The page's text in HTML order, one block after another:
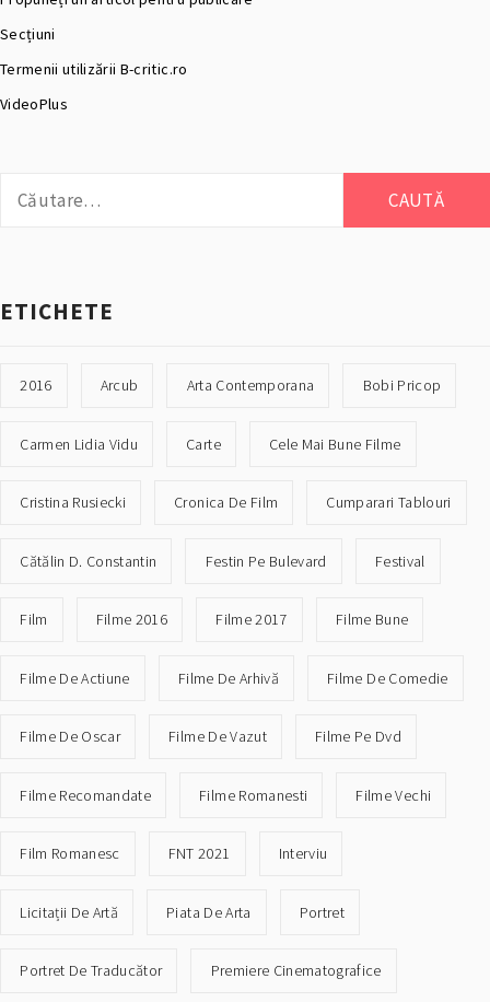
Secțiuni
Termenii utilizării B-critic.ro
VideoPlus
după:
ETICHETE
2016 Arcub Arta Contemporana Bobi Pricop
Carmen Lidia Vidu Carte Cele Mai Bune Filme
Cristina Rusiecki Cronica De Film Cumparari Tablouri
Cătălin D. Constantin Festin Pe Bulevard Festival
Film Filme 2016 Filme 2017 Filme Bune
Filme De Actiune Filme De Arhivă Filme De Comedie
Filme De Oscar Filme De Vazut Filme Pe Dvd
Filme Recomandate Filme Romanesti Filme Vechi
Film Romanesc FNT 2021 Interviu
Licitații De Artă Piata De Arta Portret
Portret De Traducător Premiere Cinematografice